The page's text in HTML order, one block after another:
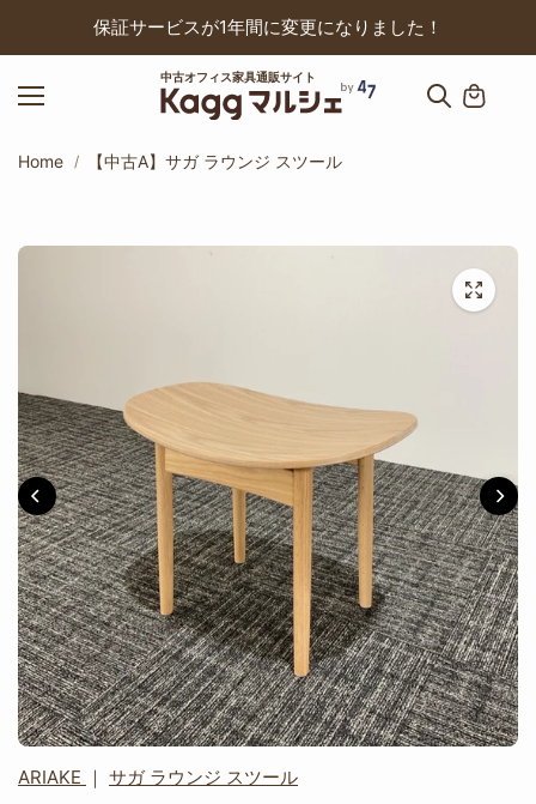
保証サービスが1年間に変更になりました！
中古オフィス家具通販サイト
Home 【中古A】サガ ラウンジ スツール
ARIAKE ｜ サガ ラウンジ スツール